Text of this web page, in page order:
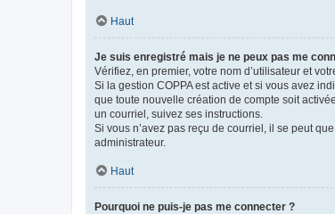
Haut
Je suis enregistré mais je ne peux pas me
Vérifiez, en premier, votre nom d’utilisateur et
Si la gestion COPPA est active et si vous avez
que toute nouvelle création de compte soit
un courriel, suivez ses instructions.
Si vous n’avez pas reçu de courriel, il se peut
administrateur.
Haut
Pourquoi ne puis-je pas me connecter ?